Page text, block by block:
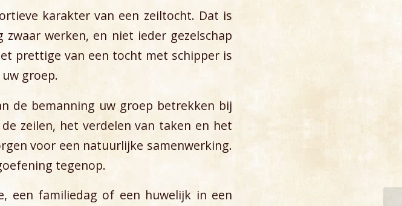
karakter van een zeiltocht. Dat is
werken, en niet ieder gezelschap
prettige van een tocht met schipper is
groep.
de bemanning uw groep betrekken bij
zeilen, het verdelen van taken en het
voor een natuurlijke samenwerking.
tegenop.
een familiedag of een huwelijk in een